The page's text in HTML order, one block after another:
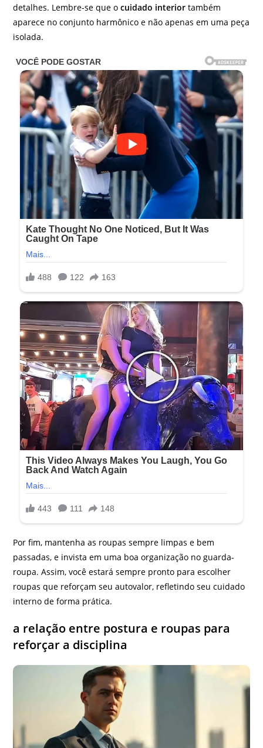
detalhes. Lembre-se que ocuidado interior também
aparece no conjunto harmônico e não apenas em uma peça
isolada.
Por fim, mantenha as roupas sempre limpas e bem
passadas, e invista em uma boa organização no guarda-
roupa. Assim, você estará sempre pronto para escolher
roupas que reforçam seu autovalor, refletindo seu cuidado
interno de forma prática.
a relação entre postura e roupas para
reforçar a disciplina